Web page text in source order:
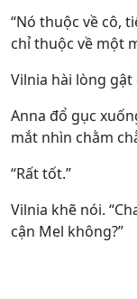
“Nó thuộc về cô,
chỉ thuộc về một
Vilnia hài lòng
Anna đổ gục
mắt nhìn chằm
“Rất tốt.”
Vilnia khẽ nói.
cận Mel không?”